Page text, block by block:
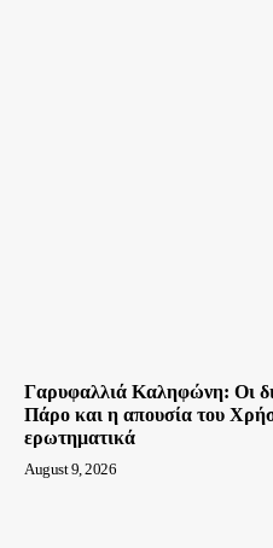
Γαρυφαλλιά Καληφώνη: Οι
Πάρο και η απουσία του
ερωτηματικά
August 9, 2026